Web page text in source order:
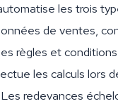
les trois
de ventes,
règles et
les calculs lors
redevances